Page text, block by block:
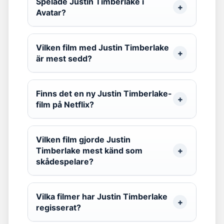
Avatar?
Vilken film med Justin Timberlake
är mest sedd?
Finns det en ny Justin Timberlake-
film på Netflix?
Vilken film gjorde Justin
Timberlake mest känd som
skådespelare?
Vilka filmer har Justin Timberlake
regisserat?